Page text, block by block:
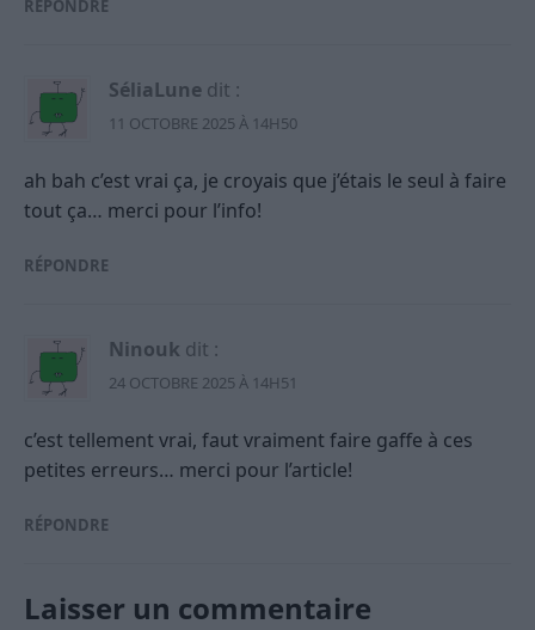
RÉPONDRE
SéliaLune dit :
11 OCTOBRE 2025 À 14H50
ah bah c’est vrai ça, je croyais que j’étais le seul à faire
tout ça… merci pour l’info!
RÉPONDRE
Ninouk dit :
24 OCTOBRE 2025 À 14H51
c’est tellement vrai, faut vraiment faire gaffe à ces
petites erreurs… merci pour l’article!
RÉPONDRE
Laisser un commentaire